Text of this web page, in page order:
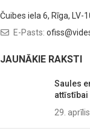
Čuibes iela 6, Rīga, LV-
E-Pasts:
JAUNĀKIE RAKSTI
Saules
attīstībai
29.